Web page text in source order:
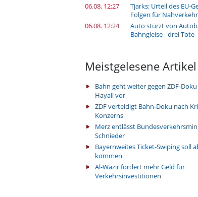
06.08. 12:27
Tjarks: Urteil des EU-
Folgen für Nahverkehr
06.08. 12:24
Auto stürzt von
Bahngleise - drei Tote
Meistgelesene Artikel
Bahn geht weiter gegen ZDF-
Hayali vor
ZDF verteidigt Bahn-Doku nach
Konzerns
Merz entlässt
Schnieder
Bayernweites Ticket-Swiping soll
kommen
Al-Wazir fordert mehr Geld für
Verkehrsinvestitionen